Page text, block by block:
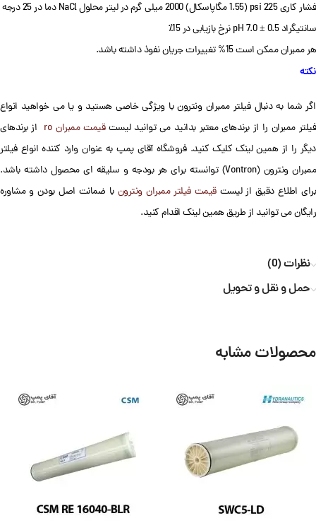
فشار کاری 225 psi (1.55 مگاپاسکال) 2000 میلی گرم در لیتر محلول NaCl دما در 25 درجه
سانتیگراد pH 7.0 ± 0.5 نرخ بازیابی در 15٪
هر ممبران ممکن است 15% تغییرات جریان نفوذ داشته باشد.
نکته
اگر شما به دنبال فیلتر ممبران ونترون با ویژگی خاصی هستید و یا می خواهید انواع
فیلتر ممبران را از برندهای معتبر بدانید می توانید لیستقیمت ممبران ro
از برندهای
دیگر را از همین لینک کلیک کنید. فروشگاه آقای پمپ به عنوان وارد کننده انواع فیلتر
ممبران ونترون (Vontron) توانسته برای هر بودجه و سلیقه ای محصول داشته باشد.
برای اطلاع دقیق از لیستقیمت فیلتر ممبران ونترون با ضمانت اصل بودن و مشاوره
رایگان می توانید از طریق همین لینک اقدام کنید.
نظرات (0)
حمل و نقل و تحویل
محصولات مشابه